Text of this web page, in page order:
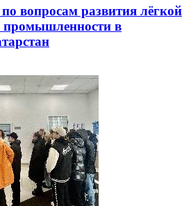
вопросам развития лёгкой
промышленности в